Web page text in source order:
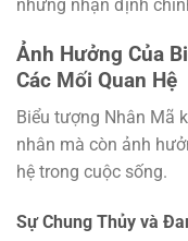
những nhận định
Ảnh Hưởng Của
Các Mối Quan Hệ
Biểu tượng Nhân Mã
nhân mà còn ảnh
hệ trong cuộc sống.
Sự Chung Thủy và